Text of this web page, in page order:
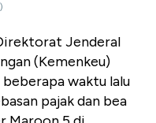
Jenderal
(Kemenkeu)
waktu lalu
pajak dan bea